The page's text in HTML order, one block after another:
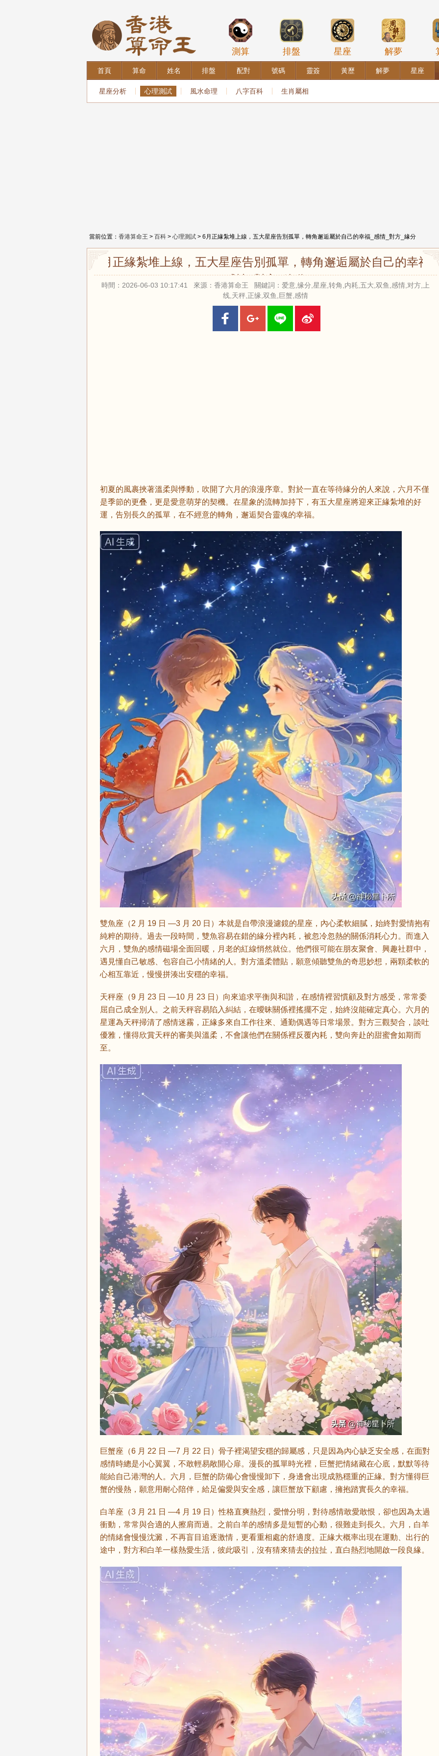
測算 排盤 星座 解夢
首頁 算命 姓名 排盤 配對 號碼 靈簽 黃歷 解夢 星座
星座分析 心理測試 風水命理 八字百科 生肖屬相
當前位置： 香港算命王 > 百科 > 心理測試 > 6月正緣紮堆上線，五大星座告別孤單，轉角邂逅屬於自己的幸福_感情_對方_緣分
6月正緣紮堆上線，五大星座告別孤單，轉角邂逅屬於自己的幸福_
感情_對方_緣分
時間：2026-06-03 10:17:41 來源：香港算命王 關鍵詞：爱意,缘分,星座,转角,内耗,五大,双鱼,感情,对方,上
线,天秤,正缘,双鱼,巨蟹,感情
初夏的風裹挾著溫柔與悸動，吹開了六月的浪漫序章。對於一直在等待緣分的人來說，六月不僅
是季節的更叠，更是愛意萌芽的契機。在星象的流轉加持下，有五大星座將迎來正緣紮堆的好
運，告別長久的孤單，在不經意的轉角，邂逅契合靈魂的幸福。
雙魚座（2 月 19 日 —3 月 20 日）本就是自帶浪漫濾鏡的星座，內心柔軟細膩，始終對愛情抱有
純粹的期待。過去一段時間，雙魚容易在錯的緣分裡內耗，被忽冷忽熱的關係消耗心力。而進入
六月，雙魚的感情磁場全面回暖，月老的紅線悄然就位。他們很可能在朋友聚會、興趣社群中，
遇見懂自己敏感、包容自己小情緒的人。對方溫柔體貼，願意傾聽雙魚的奇思妙想，兩顆柔軟的
心相互靠近，慢慢拼湊出安穩的幸福。
天秤座（9 月 23 日 —10 月 23 日）向來追求平衡與和諧，在感情裡習慣顧及對方感受，常常委
屈自己成全別人。之前天秤容易陷入糾結，在曖昧關係裡搖擺不定，始終沒能確定真心。六月的
星運為天秤掃清了感情迷霧，正緣多來自工作往來、通勤偶遇等日常場景。對方三觀契合，談吐
優雅，懂得欣賞天秤的審美與溫柔，不會讓他們在關係裡反覆內耗，雙向奔赴的甜蜜會如期而
至。
巨蟹座（6 月 22 日 —7 月 22 日）骨子裡渴望安穩的歸屬感，只是因為內心缺乏安全感，在面對
感情時總是小心翼翼，不敢輕易敞開心扉。漫長的孤單時光裡，巨蟹把情緒藏在心底，默默等待
能給自己港灣的人。六月，巨蟹的防備心會慢慢卸下，身邊會出現成熟穩重的正緣。對方懂得巨
蟹的慢熱，願意用耐心陪伴，給足偏愛與安全感，讓巨蟹放下顧慮，擁抱踏實長久的幸福。
白羊座（3 月 21 日 —4 月 19 日）性格直爽熱烈，愛憎分明，對待感情敢愛敢恨，卻也因為太過
衝動，常常與合適的人擦肩而過。之前白羊的感情多是短暫的心動，很難走到長久。六月，白羊
的情緒會慢慢沈澱，不再盲目追逐激情，更看重相處的舒適度。正緣大概率出現在運動、出行的
途中，對方和白羊一樣熱愛生活，彼此吸引，沒有猜來猜去的拉扯，直白熱烈地開啟一段良緣。
鼠 牛
龍 蛇
猴 雞